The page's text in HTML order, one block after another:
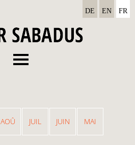
Concerts
Actualités
DE EN FR
AOÛ JUIL JUIN MAI